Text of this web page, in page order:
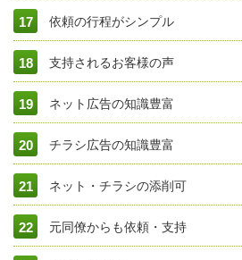
依頼の行程がシンプル
支持されるお客様の声
ネット広告の知識豊富
チラシ広告の知識豊富
ネット・チラシの添削可
元同僚からも依頼・支持